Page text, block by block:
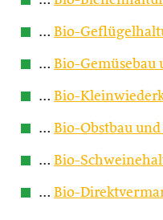
… Bio-
… Bio-Gemüsebau
… Bio-
… Bio-Obstbau
… Bio-
… Bio-